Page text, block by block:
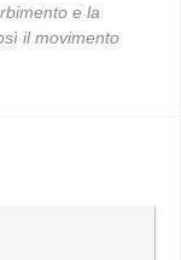
e la
il movimento